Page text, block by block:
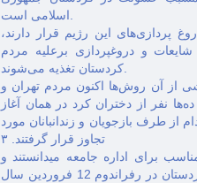
پردازی‌های اين رژيم قرار دارند،
و دروغپردازی برعلیه‌ مردم
از آن روش‌ها اکنون مردم تهران و
نفر از دختران کرد در همان آغاز
از طرف بازجویان و زندانبانان مورد
تجاوز قرار گرفتند. ٣
برای اداره‌ جامعه‌ میدانستند و
حاضر نشدند زير بار خواسته‌های جمهوری اسلامی بروند و نیز مردم کردستان در رفراندوم 12 فروردین سال